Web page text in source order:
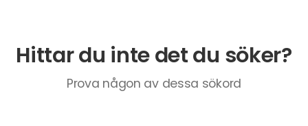
Hittar du inte det du söker?
Prova någon av dessa sökord